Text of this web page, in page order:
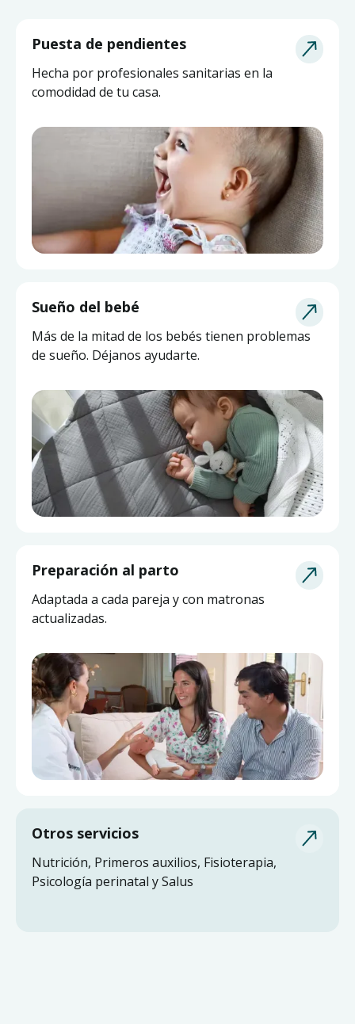
Puesta de pendientes
Hecha por profesionales sanitarias en la
comodidad de tu casa.
Asesoría de Lactancia
Pide ayuda a una matrona experta y actualizada
sin salir de casa.
Preparación al parto
Adaptada a cada pareja y con matronas
actualizadas.
Sueño del bebé
Más de la mitad de los bebés tienen problemas
de sueño. Déjanos ayudarte.
Otros servicios
Nutrición, Primeros auxilios, Fisioterapia,
Psicología perinatal y Salus